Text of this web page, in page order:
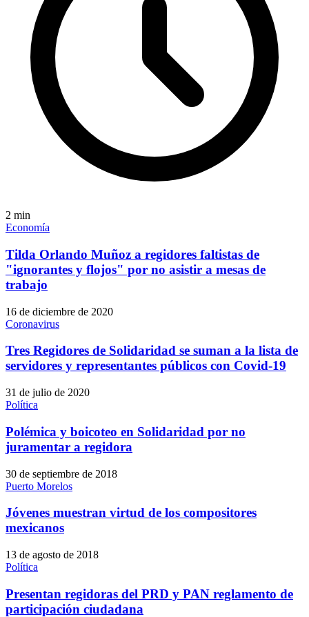
2 min
Economía
Tilda Orlando Muñoz a regidores faltistas de
"ignorantes y flojos" por no asistir a mesas de
trabajo
16 de diciembre de 2020
Coronavirus
Tres Regidores de Solidaridad se suman a la lista de
servidores y representantes públicos con Covid-19
31 de julio de 2020
Política
Polémica y boicoteo en Solidaridad por no
juramentar a regidora
30 de septiembre de 2018
Puerto Morelos
Jóvenes muestran virtud de los compositores
mexicanos
13 de agosto de 2018
Política
Presentan regidoras del PRD y PAN reglamento de
participación ciudadana